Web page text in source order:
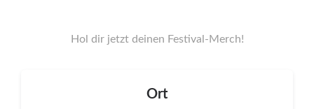
Hol dir jetzt deinen Festival-Merch!
Ort